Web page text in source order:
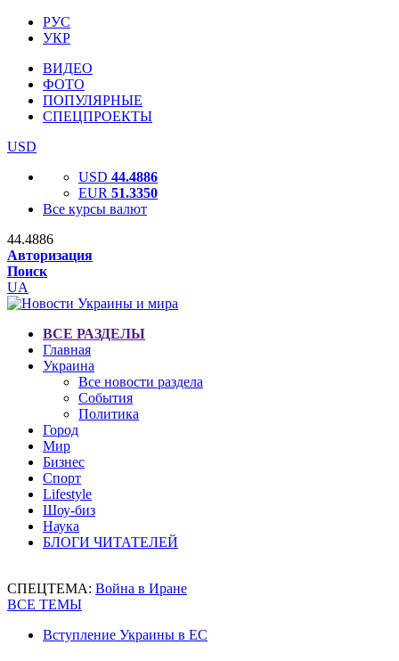
РУС
УКР
ВИДЕО
ФОТО
ПОПУЛЯРНЫЕ
СПЕЦПРОЕКТЫ
USD
USD 44.4886
EUR 51.3350
Все курсы валют
44.4886
Авторизация
Поиск
UA
ВСЕ РАЗДЕЛЫ
Главная
Украина
Все новости раздела
События
Политика
Город
Мир
Бизнес
Спорт
Lifestyle
Шоу-биз
Наука
БЛОГИ ЧИТАТЕЛЕЙ
СПЕЦТЕМА: Война в Иране
ВСЕ ТЕМЫ
Вступление Украины в ЕС